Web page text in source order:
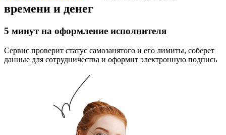
времени и денег
5 минут на оформление исполнителя
Сервис проверит статус самозанятого и его лимиты, соберет
данные для сотрудничества и оформит электронную подпись